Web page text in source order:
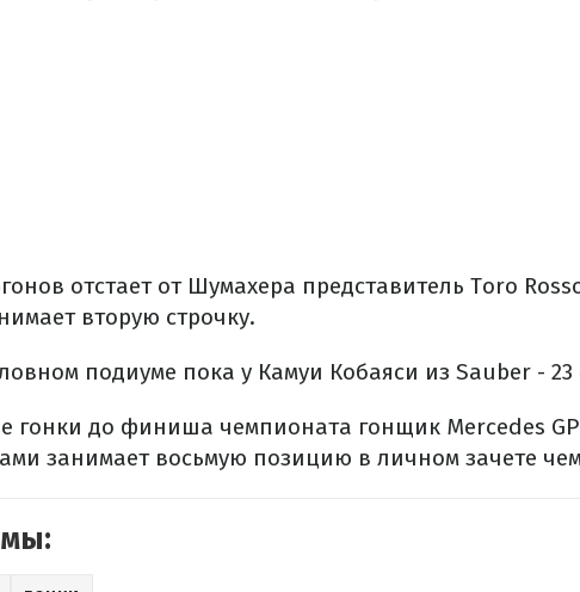
отстает от Шумахера представитель Toro
вторую строчку.
подиуме пока у Камуи Кобаяси из Sauber - 23
гонки до финиша чемпионата гонщик Mercedes
занимает восьмую позицию в личном зачете